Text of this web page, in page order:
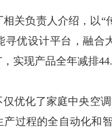
负责人介绍，以“
寻优设计平台，融
实现产品全年减排
化了家庭中央空调
过程的全自动化和